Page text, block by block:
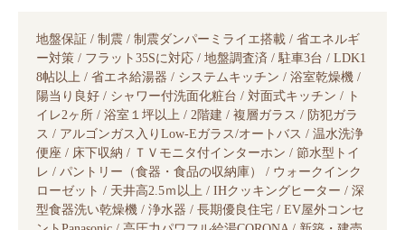
地盤保証 / 制震 / 制震ダンパーミライエ搭載 / 省エネルギ
ー対策 / フラット35Sに対応 / 地盤調査済 / 駐車3台 / LDK1
8帖以上 / 省エネ給湯器 / システムキッチン / 浴室乾燥機 /
陽当り良好 / シャワー付洗面化粧台 / 対面式キッチン / ト
イレ2ヶ所 / 浴室１坪以上 / 2階建 / 複層ガラス / 防犯ガラ
ス / アルゴンガス入りLow-Eガラス/オートバス / 温水洗浄
便座 / 床下収納 / ＴＶモニタ付インターホン / 節水型トイ
レ / パントリー（食器・食品の収納庫） / ウォークインク
ローゼット / 天井高2.5ｍ以上 / IHクッキングヒーター / 深
型食器洗い乾燥機 / 浄水器 / 長期優良住宅 / EV屋外コンセ